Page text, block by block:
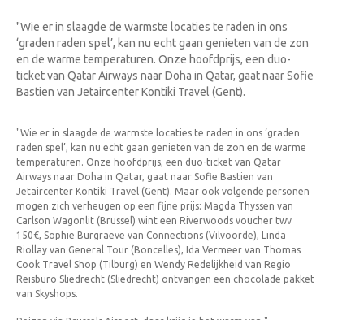
"Wie er in slaagde de warmste locaties te raden in ons
‘graden raden spel’, kan nu echt gaan genieten van de zon
en de warme temperaturen. Onze hoofdprijs, een duo-
ticket van Qatar Airways naar Doha in Qatar, gaat naar Sofie
Bastien van Jetaircenter Kontiki Travel (Gent).
"Wie er in slaagde de warmste locaties te raden in ons ‘graden
raden spel’, kan nu echt gaan genieten van de zon en de warme
temperaturen. Onze hoofdprijs, een duo-ticket van Qatar
Airways naar Doha in Qatar, gaat naar Sofie Bastien van
Jetaircenter Kontiki Travel (Gent). Maar ook volgende personen
mogen zich verheugen op een fijne prijs: Magda Thyssen van
Carlson Wagonlit (Brussel) wint een Riverwoods voucher twv
150€, Sophie Burgraeve van Connections (Vilvoorde), Linda
Riollay van General Tour (Boncelles), Ida Vermeer van Thomas
Cook Travel Shop (Tilburg) en Wendy Redelijkheid van Regio
Reisburo Sliedrecht (Sliedrecht) ontvangen een chocolade pakket
van Skyshops.